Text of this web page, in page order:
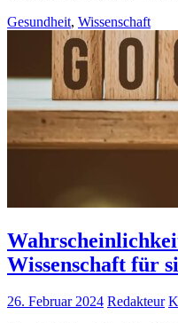
Gesundheit, Wissenschaft
Wissenschaft für
26. Februar 2024 Redakteur